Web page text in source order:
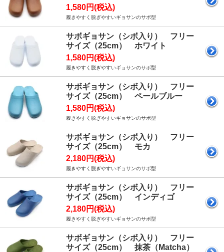
1,580円(税込)
履きやすく脱ぎやすいギョサンのサボ型
サボギョサン（シボ入り） フリー
サイズ（25cm） ホワイト
1,580円(税込)
履きやすく脱ぎやすいギョサンのサボ型
サボギョサン（シボ入り） フリー
サイズ（25cm） ペールブルー
1,580円(税込)
履きやすく脱ぎやすいギョサンのサボ型
サボギョサン（シボ入り） フリー
サイズ（25cm） モカ
2,180円(税込)
履きやすく脱ぎやすいギョサンのサボ型
サボギョサン（シボ入り） フリー
サイズ（25cm） インディゴ
2,180円(税込)
履きやすく脱ぎやすいギョサンのサボ型
サボギョサン（シボ入り） フリー
サイズ（25cm） 抹茶（Matcha）